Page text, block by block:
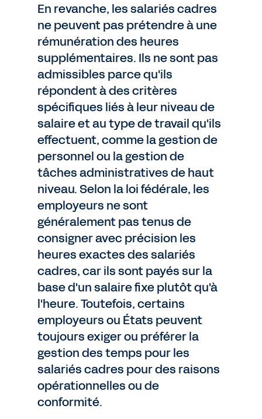
En revanche, les salariés cadres
ne peuvent pas prétendre à une
rémunération des heures
supplémentaires. Ils ne sont pas
admissibles parce qu'ils
répondent à des critères
spécifiques liés à leur niveau de
salaire et au type de travail qu'ils
effectuent, comme la gestion de
personnel ou la gestion de
tâches administratives de haut
niveau. Selon la loi fédérale, les
employeurs ne sont
généralement pas tenus de
consigner avec précision les
heures exactes des salariés
cadres, car ils sont payés sur la
base d'un salaire fixe plutôt qu'à
l'heure. Toutefois, certains
employeurs ou États peuvent
toujours exiger ou préférer la
gestion des temps pour les
salariés cadres pour des raisons
opérationnelles ou de
conformité.